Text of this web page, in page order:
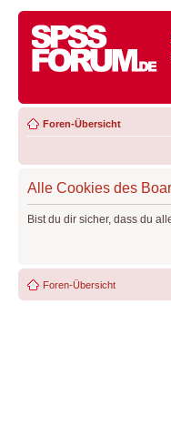
Foren-Übersicht
Alle Cookies des
Bist du dir sicher, dass du
Foren-Übersicht